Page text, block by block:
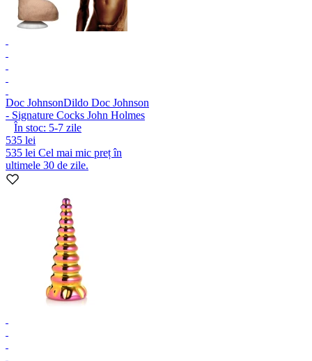
Doc JohnsonDildo Doc Johnson
- Signature Cocks John Holmes
În stoc: 5-7 zile
535 lei
535 lei Cel mai mic preț în
ultimele 30 de zile.